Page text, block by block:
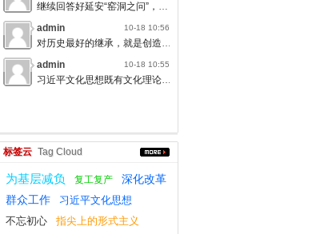
继续回答好延安“窑洞之问”，书写无愧于人民的时代答卷。
admin
10-18 10:56
对历史最好的继承，就是创造新的历史；对人类文明最大的礼敬，就是创造人类文明新形态。
admin
10-18 10:55
习近平文化思想既有文化理论观点上的创新和突破，又有文化工作布局上的部署要求，标志着我们党对中国特色社会主义文化建设规律的认识达到了新高度，表明我们党的历史自信、文化自信达到了新高度。
标签云 Tag Cloud
为基层减负 复工复产 深化改革
群众工作
习近平文化思想
不忘初心
指尖上的形式主义